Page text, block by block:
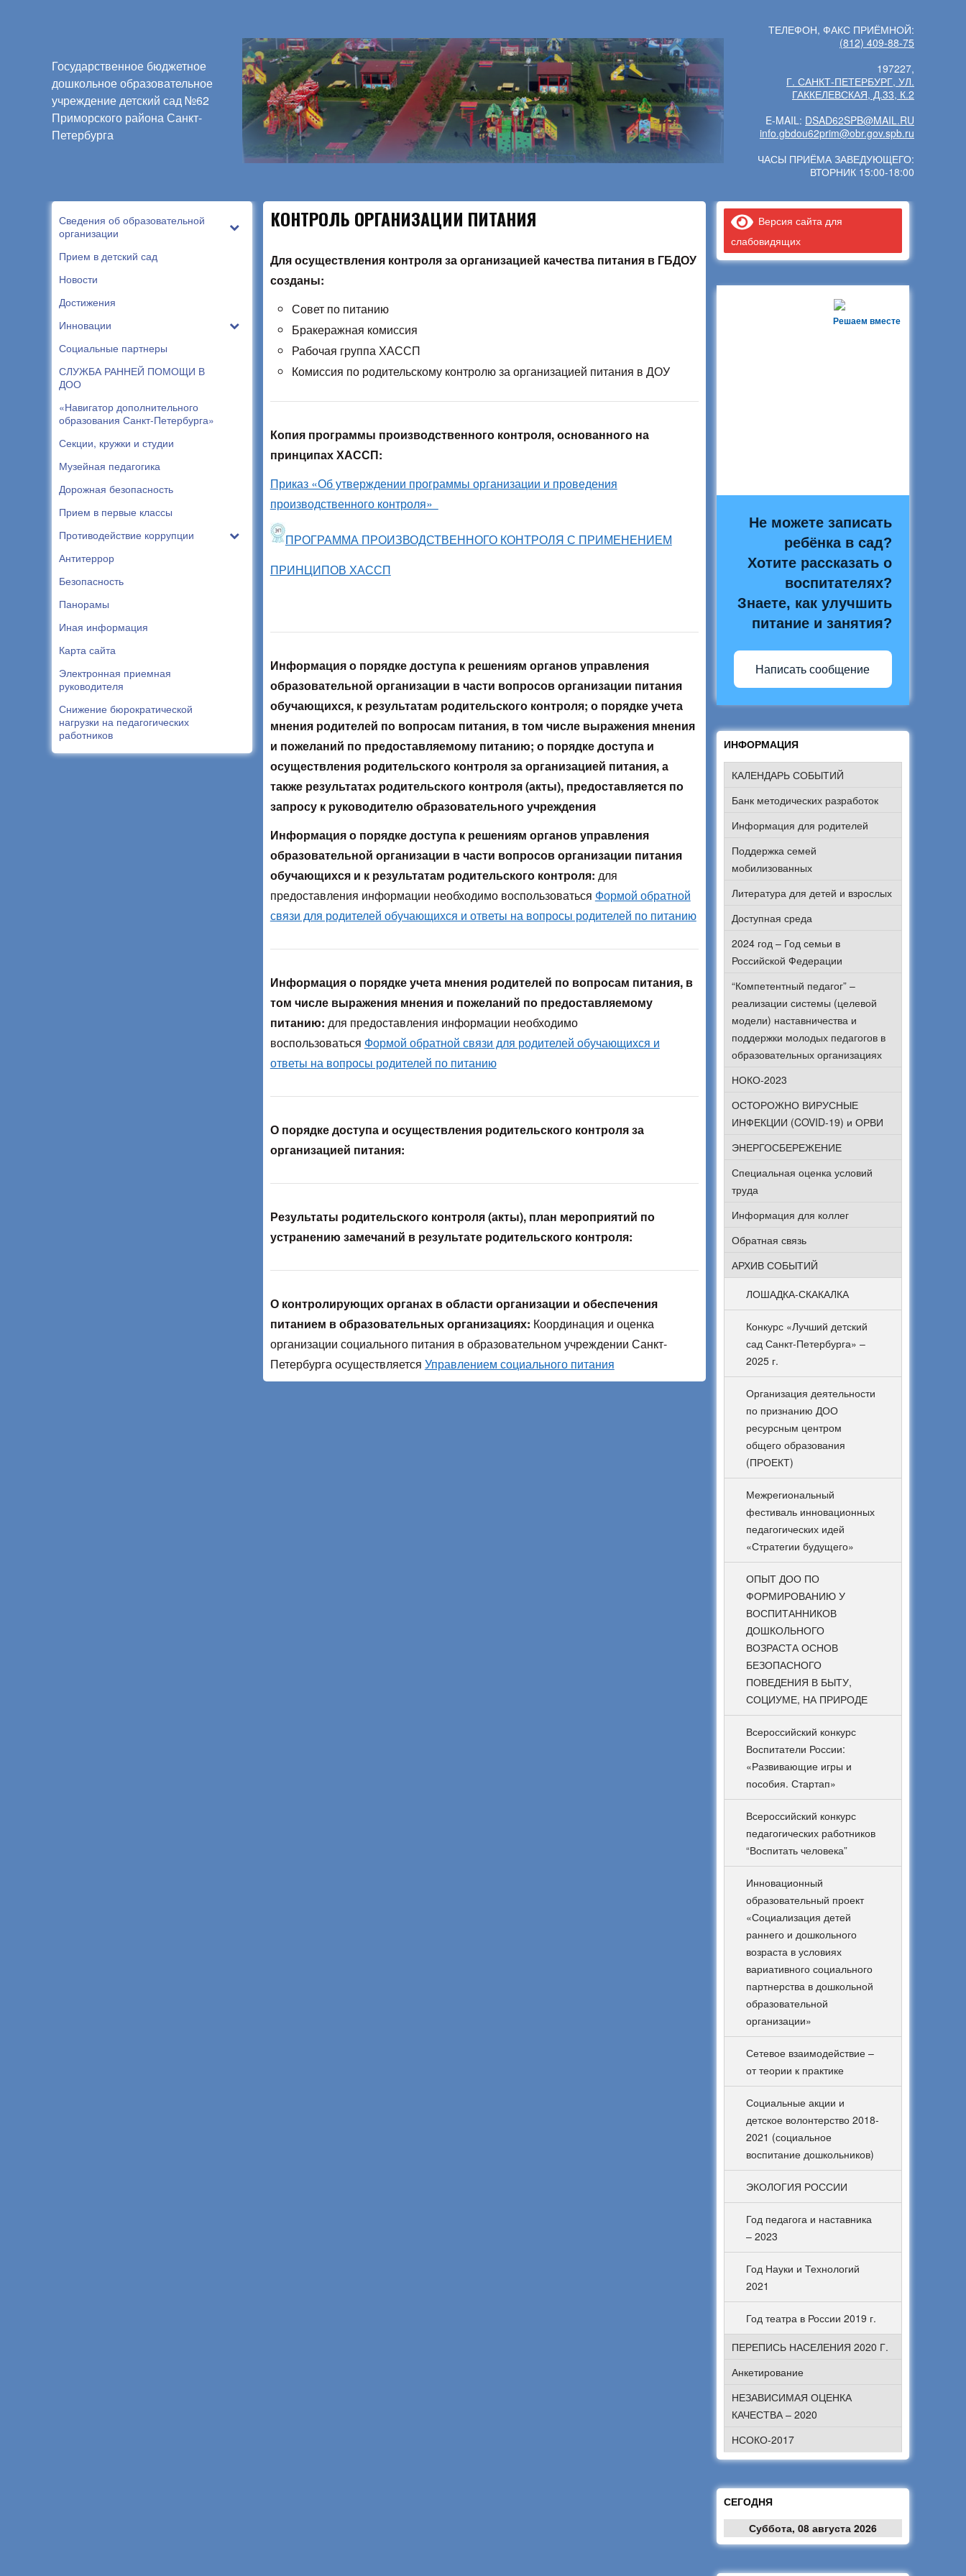
Государственное бюджетное
дошкольное образовательное
учреждение детский сад №62
Приморского района Санкт-
Петербурга
ТЕЛЕФОН, ФАКС ПРИЁМНОЙ:
(812) 409-88-75
197227,
Г. САНКТ-ПЕТЕРБУРГ, УЛ.
ГАККЕЛЕВСКАЯ, Д.33, К.2
E-MAIL: DSAD62SPB@MAIL.RU
info.gbdou62prim@obr.gov.spb.ru
ЧАСЫ ПРИЁМА ЗАВЕДУЮЩЕГО:
ВТОРНИК 15:00-18:00
Сведения об образовательной
организации
Прием в детский сад
Новости
Достижения
Инновации
Социальные партнеры
СЛУЖБА РАННЕЙ ПОМОЩИ В
ДОО
«Навигатор дополнительного
образования Санкт-Петербурга»
Секции, кружки и студии
Музейная педагогика
Дорожная безопасность
Прием в первые классы
Противодействие коррупции
Антитеррор
Безопасность
Панорамы
Иная информация
Карта сайта
Электронная приемная
руководителя
Снижение бюрократической
нагрузки на педагогических
работников
КОНТРОЛЬ ОРГАНИЗАЦИИ ПИТАНИЯ
Для осуществления контроля за организацией качества питания в ГБДОУ
созданы:
Совет по питанию
Бракеражная комиссия
Рабочая группа ХАССП
Комиссия по родительскому контролю за организацией питания в ДОУ
Копия программы производственного контроля, основанного на
принципах ХАССП:
Приказ «Об утверждении программы организации и проведения
производственного контроля»
ПРОГРАММА ПРОИЗВОДСТВЕННОГО КОНТРОЛЯ С ПРИМЕНЕНИЕМ
ПРИНЦИПОВ ХАССП
Информация о порядке доступа к решениям органов управления
образовательной организации в части вопросов организации питания
обучающихся, к результатам родительского контроля; о порядке учета
мнения родителей по вопросам питания, в том числе выражения мнения
и пожеланий по предоставляемому питанию; о порядке доступа и
осуществления родительского контроля за организацией питания, а
также результатах родительского контроля (акты), предоставляется по
запросу к руководителю образовательного учреждения
Информация о порядке доступа к решениям органов управления
образовательной организации в части вопросов организации питания
обучающихся и к результатам родительского контроля: для
предоставления информации необходимо воспользоваться Формой обратной
связи для родителей обучающихся и ответы на вопросы родителей по питанию
Информация о порядке учета мнения родителей по вопросам питания, в
том числе выражения мнения и пожеланий по предоставляемому
питанию: для предоставления информации необходимо
воспользоваться Формой обратной связи для родителей обучающихся и
ответы на вопросы родителей по питанию
О порядке доступа и осуществления родительского контроля за
организацией питания:
Результаты родительского контроля (акты), план мероприятий по
устранению замечаний в результате родительского контроля:
О контролирующих органах в области организации и обеспечения
питанием в образовательных организациях: Координация и оценка
организации социального питания в образовательном учреждении Санкт-
Петербурга осуществляется Управлением социального питания
Версия сайта для
слабовидящих
Решаем вместе
Не можете записать
ребёнка в сад?
Хотите рассказать о
воспитателях?
Знаете, как улучшить
питание и занятия?
Написать сообщение
ИНФОРМАЦИЯ
КАЛЕНДАРЬ СОБЫТИЙ
Банк методических разработок
Информация для родителей
Поддержка семей
мобилизованных
Литература для детей и взрослых
Доступная среда
2024 год – Год семьи в
Российской Федерации
“Компетентный педагог” –
реализации системы (целевой
модели) наставничества и
поддержки молодых педагогов в
образовательных организациях
НОКО-2023
ОСТОРОЖНО ВИРУСНЫЕ
ИНФЕКЦИИ (COVID-19) и ОРВИ
ЭНЕРГОСБЕРЕЖЕНИЕ
Специальная оценка условий
труда
Информация для коллег
Обратная связь
АРХИВ СОБЫТИЙ
ЛОШАДКА-СКАКАЛКА
Конкурс «Лучший детский
сад Санкт-Петербурга» –
2025 г.
Организация деятельности
по признанию ДОО
ресурсным центром
общего образования
(ПРОЕКТ)
Межрегиональный
фестиваль инновационных
педагогических идей
«Стратегии будущего»
ОПЫТ ДОО ПО
ФОРМИРОВАНИЮ У
ВОСПИТАННИКОВ
ДОШКОЛЬНОГО
ВОЗРАСТА ОСНОВ
БЕЗОПАСНОГО
ПОВЕДЕНИЯ В БЫТУ,
СОЦИУМЕ, НА ПРИРОДЕ
Всероссийский конкурс
Воспитатели России:
«Развивающие игры и
пособия. Стартап»
Всероссийский конкурс
педагогических работников
“Воспитать человека”
Инновационный
образовательный проект
«Социализация детей
раннего и дошкольного
возраста в условиях
вариативного социального
партнерства в дошкольной
образовательной
организации»
Сетевое взаимодействие –
от теории к практике
Социальные акции и
детское волонтерство 2018-
2021 (социальное
воспитание дошкольников)
ЭКОЛОГИЯ РОССИИ
Год педагога и наставника
– 2023
Год Науки и Технологий
2021
Год театра в России 2019 г.
ПЕРЕПИСЬ НАСЕЛЕНИЯ 2020 Г.
Анкетирование
НЕЗАВИСИМАЯ ОЦЕНКА
КАЧЕСТВА – 2020
НСОКО-2017
СЕГОДНЯ
Суббота, 08 августа 2026